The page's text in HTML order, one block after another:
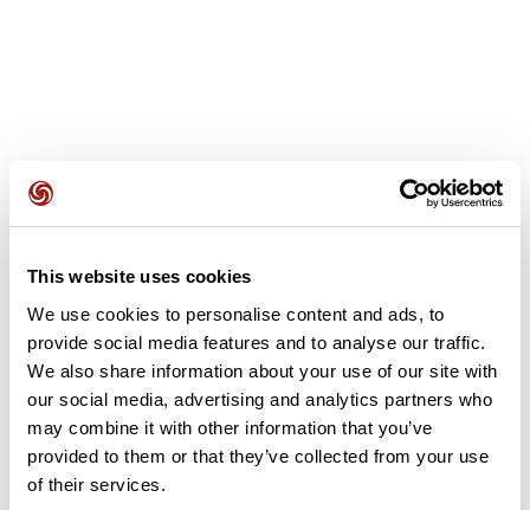
This website uses cookies
We use cookies to personalise content and ads, to
provide social media features and to analyse our traffic.
We also share information about your use of our site with
our social media, advertising and analytics partners who
may combine it with other information that you’ve
provided to them or that they’ve collected from your use
of their services.
Soyez le premier à ajouter un avis !
Ajouter un avis